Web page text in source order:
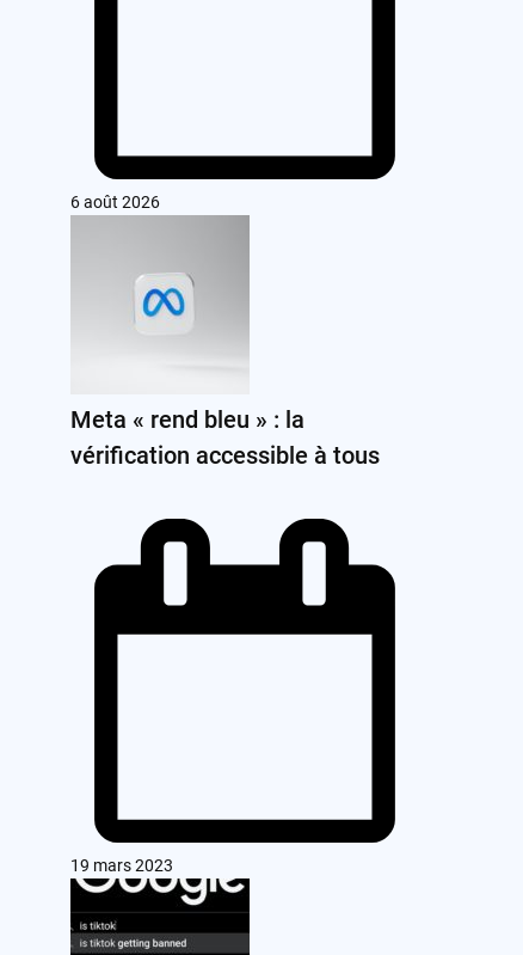
6 août 2026
Meta « rend bleu » : la
vérification accessible à tous
19 mars 2023